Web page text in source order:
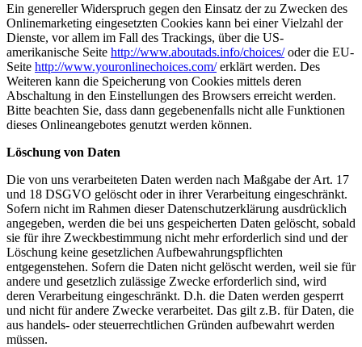
Ein genereller Widerspruch gegen den Einsatz der zu Zwecken des
Onlinemarketing eingesetzten Cookies kann bei einer Vielzahl der
Dienste, vor allem im Fall des Trackings, über die US-
amerikanische Seite http://www.aboutads.info/choices/oder die EU-
Seite http://www.youronlinechoices.com/erklärt werden. Des
Weiteren kann die Speicherung von Cookies mittels deren
Abschaltung in den Einstellungen des Browsers erreicht werden.
Bitte beachten Sie, dass dann gegebenenfalls nicht alle Funktionen
dieses Onlineangebotes genutzt werden können.
Löschung von Daten
Die von uns verarbeiteten Daten werden nach Maßgabe der Art. 17
und 18 DSGVO gelöscht oder in ihrer Verarbeitung eingeschränkt.
Sofern nicht im Rahmen dieser Datenschutzerklärung ausdrücklich
angegeben, werden die bei uns gespeicherten Daten gelöscht, sobald
sie für ihre Zweckbestimmung nicht mehr erforderlich sind und der
Löschung keine gesetzlichen Aufbewahrungspflichten
entgegenstehen. Sofern die Daten nicht gelöscht werden, weil sie für
andere und gesetzlich zulässige Zwecke erforderlich sind, wird
deren Verarbeitung eingeschränkt. D.h. die Daten werden gesperrt
und nicht für andere Zwecke verarbeitet. Das gilt z.B. für Daten, die
aus handels- oder steuerrechtlichen Gründen aufbewahrt werden
müssen.